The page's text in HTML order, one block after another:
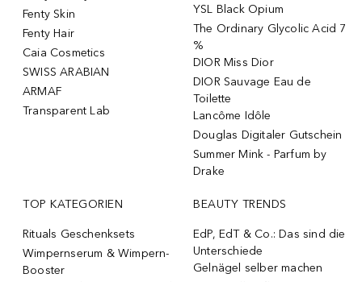
Fenty Skin
Fenty Hair
Caia Cosmetics
SWISS ARABIAN
ARMAF
Transparent Lab
YSL Black Opium
The Ordinary Glycolic Acid 7
%
DIOR Miss Dior
DIOR Sauvage Eau de
Toilette
Lancôme Idôle
Douglas Digitaler Gutschein
Summer Mink - Parfum by
Drake
TOP KATEGORIEN
Rituals Geschenksets
Wimpernserum & Wimpern-
Booster
BEAUTY TRENDS
EdP, EdT & Co.: Das sind die
Unterschiede
Gelnägel selber machen